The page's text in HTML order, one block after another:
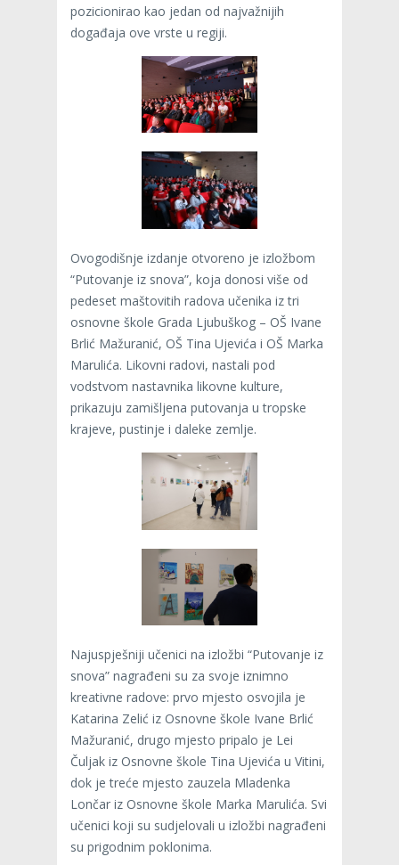
pozicionirao kao jedan od najvažnijih
događaja ove vrste u regiji.
Ovogodišnje izdanje otvoreno je izložbom
“Putovanje iz snova”, koja donosi više od
pedeset maštovitih radova učenika iz tri
osnovne škole Grada Ljubuškog – OŠ Ivane
Brlić Mažuranić, OŠ Tina Ujevića i OŠ Marka
Marulića. Likovni radovi, nastali pod
vodstvom nastavnika likovne kulture,
prikazuju zamišljena putovanja u tropske
krajeve, pustinje i daleke zemlje.
Najuspješniji učenici na izložbi “Putovanje iz
snova” nagrađeni su za svoje iznimno
kreativne radove: prvo mjesto osvojila je
Katarina Zelić iz Osnovne škole Ivane Brlić
Mažuranić, drugo mjesto pripalo je Lei
Čuljak iz Osnovne škole Tina Ujevića u Vitini,
dok je treće mjesto zauzela Mladenka
Lončar iz Osnovne škole Marka Marulića. Svi
učenici koji su sudjelovali u izložbi nagrađeni
su prigodnim poklonima.